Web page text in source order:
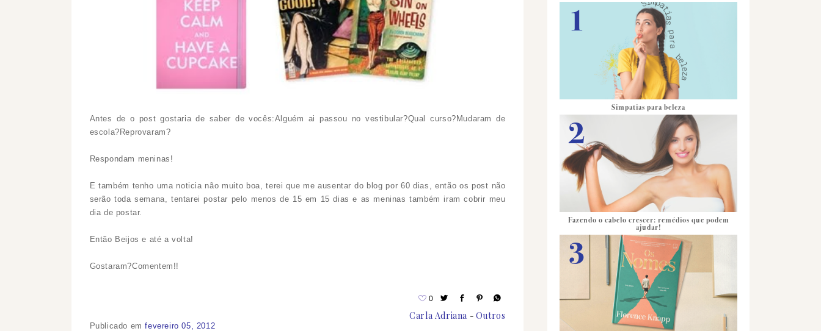
Antes de o post gostaria de saber de vocês:Alguém ai passou no vestibular?Qual curso?Mudaram de
escola?Reprovaram?
Respondam meninas!
E também tenho uma noticia não muito boa, terei que me ausentar do blog por 60 dias, então os post não
serão toda semana, tentarei postar pelo menos de 15 em 15 dias e as meninas também iram cobrir meu
dia de postar.
Então Beijos e até a volta!
Gostaram?Comentem!!
0
Carla Adriana Outros
Publicado emfevereiro 05, 2012
Simpatias para beleza
Fazendo o cabelo crescer: remédios que podem
ajudar!